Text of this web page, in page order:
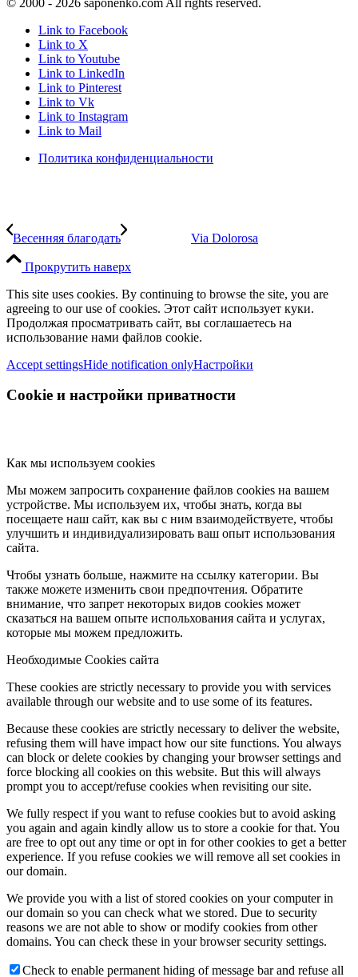
Link to Facebook
Link to X
Link to Youtube
Link to LinkedIn
Link to Pinterest
Link to Vk
Link to Instagram
Link to Mail
Политика конфиденциальности
Весенняя благодать Via Dolorosa
Прокрутить наверх
This site uses cookies. By continuing to browse the site, you are
agreeing to our use of cookies. Этот сайт использует куки.
Продолжая просматривать сайт, вы соглашаетесь на
использование нами файлов cookie.
Accept settingsHide notification onlyНастройки
Cookie и настройки приватности
Как мы используем cookies
Мы можем запросить сохранение файлов cookies на вашем
устройстве. Мы используем их, чтобы знать, когда вы
посещаете наш сайт, как вы с ним взаимодействуете, чтобы
улучшить и индивидуализировать ваш опыт использования
сайта.
Чтобы узнать больше, нажмите на ссылку категории. Вы
также можете изменить свои предпочтения. Обратите
внимание, что запрет некоторых видов cookies может
сказаться на вашем опыте испольхования сайта и услугах,
которые мы можем предложить.
Необходимые Cookies сайта
These cookies are strictly necessary to provide you with services
available through our website and to use some of its features.
Because these cookies are strictly necessary to deliver the website,
refusing them will have impact how our site functions. You always
can block or delete cookies by changing your browser settings and
force blocking all cookies on this website. But this will always
prompt you to accept/refuse cookies when revisiting our site.
We fully respect if you want to refuse cookies but to avoid asking
you again and again kindly allow us to store a cookie for that. You
are free to opt out any time or opt in for other cookies to get a better
experience. If you refuse cookies we will remove all set cookies in
our domain.
We provide you with a list of stored cookies on your computer in
our domain so you can check what we stored. Due to security
reasons we are not able to show or modify cookies from other
domains. You can check these in your browser security settings.
Check to enable permanent hiding of message bar and refuse all